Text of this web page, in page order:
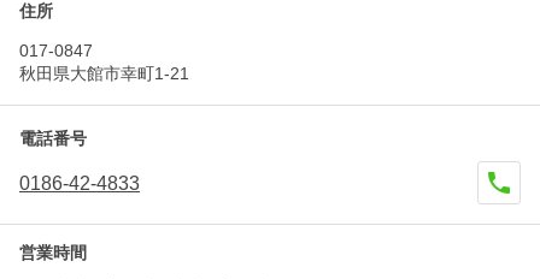
住所
017-0847
秋田県大館市幸町1-21
電話番号
0186-42-4833
営業時間